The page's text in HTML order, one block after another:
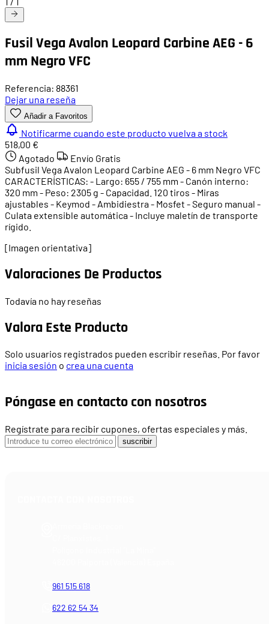
Fusil Vega Avalon Leopard Carbine AEG - 6
mm Negro VFC
Referencia: 88361
Dejar una reseña
Añadir a Favoritos
Notificarme cuando este producto vuelva a stock
518,00 €
Agotado
Envío Gratis
Subfusil Vega Avalon Leopard Carbine AEG - 6 mm Negro VFC
CARACTERÍSTICAS: - Largo: 655 / 755 mm - Canón interno:
320 mm - Peso: 2305 g - Capacidad. 120 tiros - Miras
ajustables - Keymod - Ambidiestra - Mosfet - Seguro manual -
Culata extensible automática - Incluye maletín de transporte
rígido.
[Imagen orientativa]
Valoraciones De Productos
Todavía no hay reseñas
Valora Este Producto
Solo usuarios registrados pueden escribir reseñas. Por favor
inicia sesión o crea una cuenta
Póngase en contacto con nosotros
Regístrate para recibir cupones, ofertas especiales y más.
suscribir
961 515 618
622 62 54 34